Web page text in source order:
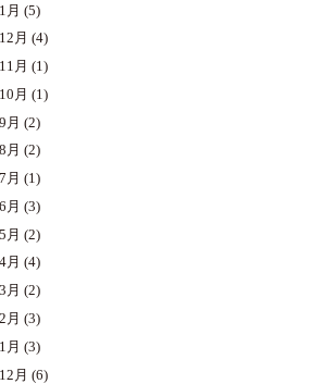
月 (5)
月 (4)
月 (1)
月 (1)
月 (2)
月 (2)
月 (1)
月 (3)
月 (2)
月 (4)
月 (2)
月 (3)
月 (3)
月 (6)